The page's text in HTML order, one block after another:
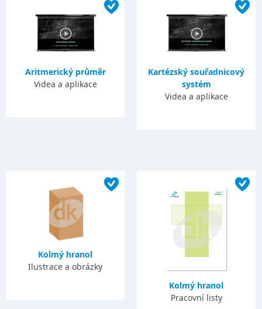
Aritmerický průměr
Videa a aplikace
Kartézský souřadnicový
systém
Videa a aplikace
Kolmý hranol
Ilustrace a obrázky
Kolmý hranol
Pracovní listy